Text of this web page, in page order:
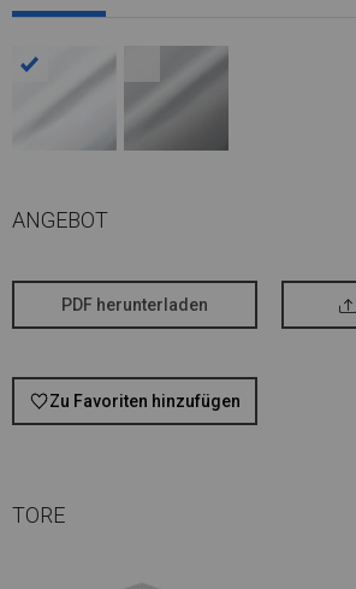
ANGEBOT
PDF herunterladen
Zu Favoriten hinzufügen
TORE